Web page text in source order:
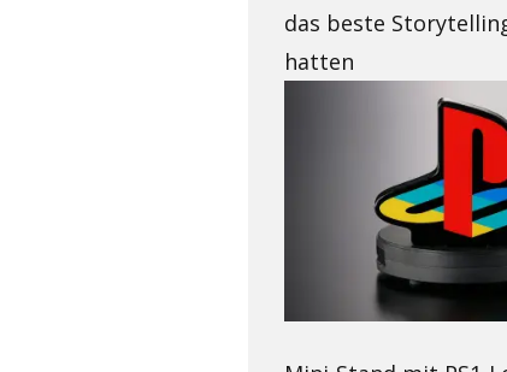
das beste
hatten